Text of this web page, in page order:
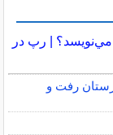
| رپ در
رفت و